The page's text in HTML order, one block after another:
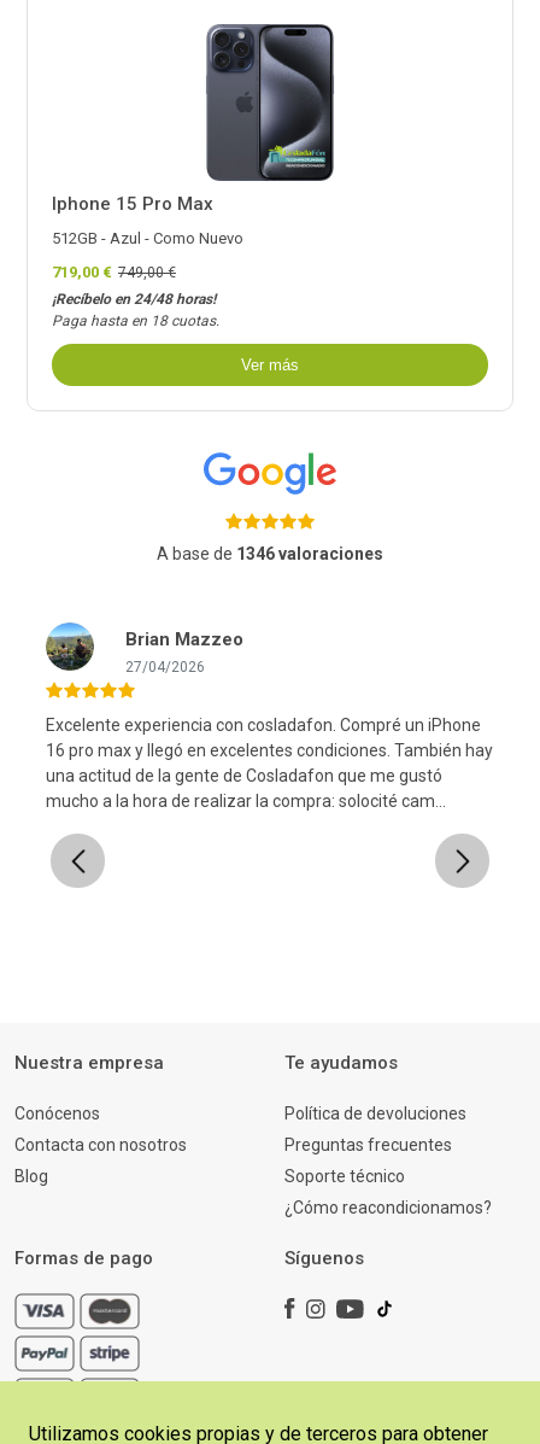
Iphone 15 Pro Max
512GB - Azul - Como Nuevo
719,00 € 749,00 €
¡Recíbelo en 24/48 horas!
Paga hasta en 18 cuotas.
Ver más
A base de 1346 valoraciones
Previous
Brian Mazzeo
27/04/2026
Excelente experiencia con cosladafon. Compré un iPhone
16 pro max y llegó en excelentes condiciones. También hay
una actitud de la gente de Cosladafon que me gustó
mucho a la hora de realizar la compra: solocité cam...
Next
Nuestra empresa
Conócenos
Contacta con nosotros
Blog
Te ayudamos
Política de devoluciones
Preguntas frecuentes
Soporte técnico
¿Cómo reacondicionamos?
Formas de pago Síguenos
Utilizamos cookies propias y de terceros para obtener